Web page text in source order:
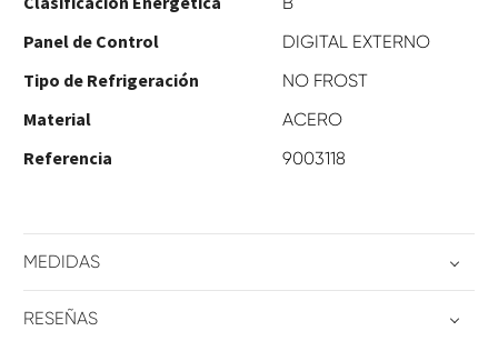
Panel de Control DIGITAL EXTERNO
Tipo de Refrigeración NO FROST
Material ACERO
Referencia 9003118
MEDIDAS
RESEÑAS